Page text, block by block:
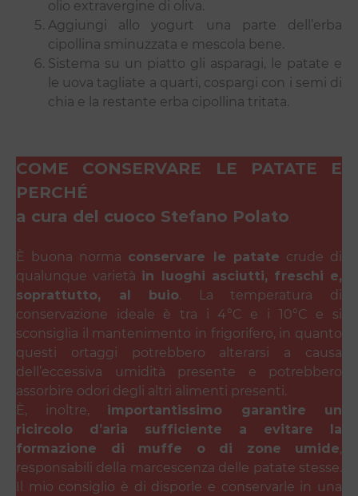
olio extravergine di oliva.
Aggiungi allo yogurt una parte dell’erba
cipollina sminuzzata e mescola bene.
Sistema su un piatto gli asparagi, le patate e
le uova tagliate a quarti, cospargi con i semi di
chia e la restante erba cipollina tritata.
COME CONSERVARE LE PATATE E
PERCHÉ
a cura del cuoco Stefano Polato
È buona norma conservare le patate crude di
qualunque varietà in luoghi asciutti, freschi e,
soprattutto, al buio. La temperatura di
conservazione ideale è tra i 4°C e i 10°C e si
sconsiglia il mantenimento in frigorifero, in quanto
questi ortaggi potrebbero alterarsi a causa
dell’eccessiva umidità presente e potrebbero
assorbire odori degli altri alimenti presenti.
È, inoltre, importantissimo garantire un
ricircolo d’aria sufficiente a evitare la
formazione di muffe o di zone umide,
responsabili della marcescenza delle patate stesse.
Il mio consiglio è di disporle e conservarle in una